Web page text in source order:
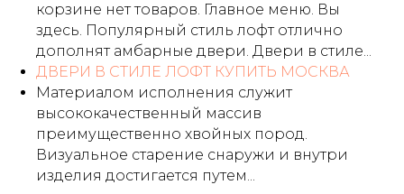
корзине нет товаров. Главное меню. Вы
здесь. Популярный стиль лофт отлично
дополнят амбарные двери. Двери в стиле...
ДВЕРИ В СТИЛЕ ЛОФТ КУПИТЬ МОСКВА
Материалом исполнения служит
высококачественный массив
преимущественно хвойных пород.
Визуальное старение снаружи и внутри
изделия достигается путем...